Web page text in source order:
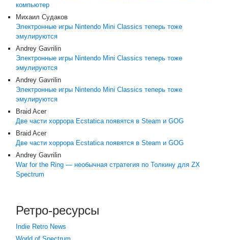
компьютер
Михаил Судаков
Электронные игры Nintendo Mini Classics теперь тоже
эмулируются
Andrey Gavrilin
Электронные игры Nintendo Mini Classics теперь тоже
эмулируются
Andrey Gavrilin
Электронные игры Nintendo Mini Classics теперь тоже
эмулируются
Braid Acer
Две части хоррора Ecstatica появятся в Steam и GOG
Braid Acer
Две части хоррора Ecstatica появятся в Steam и GOG
Andrey Gavrilin
War for the Ring — необычная стратегия по Толкину для ZX
Spectrum
Ретро-ресурсы
Indie Retro News